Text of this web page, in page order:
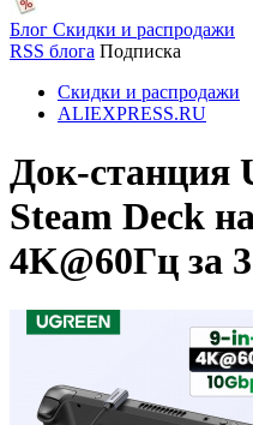
Блог Скидки и распродажи
RSS блога Подписка
Скидки и распродажи
ALIEXPRESS.RU
Док-станция
Steam Deck
4K@60Гц за